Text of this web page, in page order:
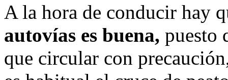
A la hora de conducir hay
autovías es buena, puesto
que circular con